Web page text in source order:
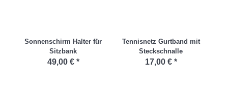
Sonnenschirm Halter für
Sitzbank
49,00 € *
Tennisnetz Gurtband mit
Steckschnalle
17,00 € *